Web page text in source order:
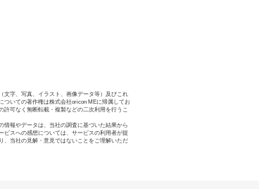
文字、写真、イラスト、画像データ等）及びこれ
ついての著作権は株式会社oricon MEに帰属してお
許可なく無断転載・複製などの二次利用を行うこ
情報やデータは、当社の調査に基づいた結果から
ビスへの感想については、サービスの利用者が提
、当社の見解・意見ではないことをご理解いただ